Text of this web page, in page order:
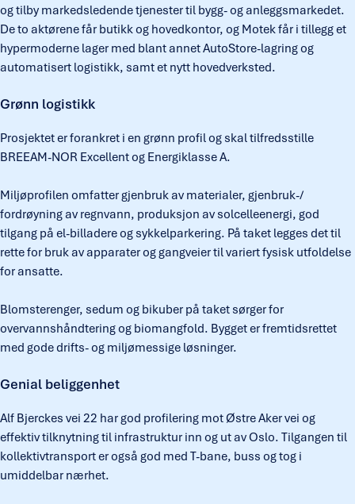
og tilby markedsledende tjenester til bygg- og anleggsmarkedet.
De to aktørene får butikk og hovedkontor, og Motek får i tillegg et
hypermoderne lager med blant annet AutoStore-lagring og
automatisert logistikk, samt et nytt hovedverksted.
Grønn logistikk
Prosjektet er forankret i en grønn profil og skal tilfredsstille
BREEAM-NOR Excellent og Energiklasse A.
Miljøprofilen omfatter gjenbruk av materialer, gjenbruk-/
fordrøyning av regnvann, produksjon av solcelleenergi, god
tilgang på el-billadere og sykkelparkering. På taket legges det til
rette for bruk av apparater og gangveier til variert fysisk utfoldelse
for ansatte.
Blomsterenger, sedum og bikuber på taket sørger for
overvannshåndtering og biomangfold. Bygget er fremtidsrettet
med gode drifts- og miljømessige løsninger.
Genial beliggenhet
Alf Bjerckes vei 22 har god profilering mot Østre Aker vei og
effektiv tilknytning til infrastruktur inn og ut av Oslo. Tilgangen til
kollektivtransport er også god med T-bane, buss og tog i
umiddelbar nærhet.